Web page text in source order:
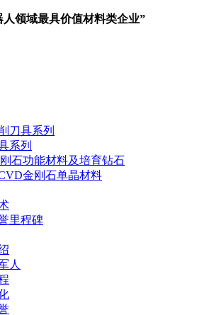
人领域最具价值材料类企业”
刀具系列
系列
石功能材料及培育钻石
金刚石单晶材料
里程碑
人